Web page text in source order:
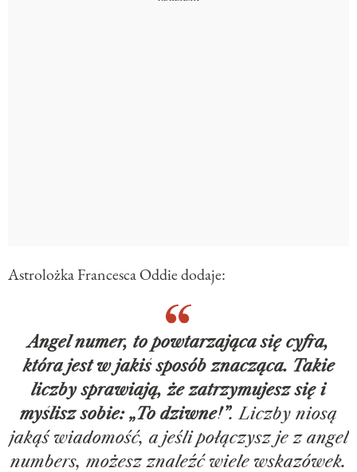
Astrolożka Francesca Oddie dodaje:
Angel numer, to powtarzająca się cyfra,
która jest w jakiś sposób znacząca. Takie
liczby sprawiają, że zatrzymujesz się i
myślisz sobie: „To dziwne!”. Liczby niosą
jakąś wiadomość, a jeśli połączysz je z angel
numbers, możesz znaleźć wiele wskazówek.